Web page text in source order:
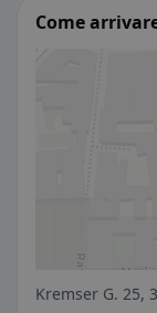
Come
Kremser G. 25,